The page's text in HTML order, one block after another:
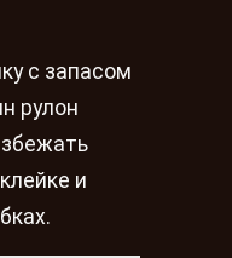
с запасом
рулон
и